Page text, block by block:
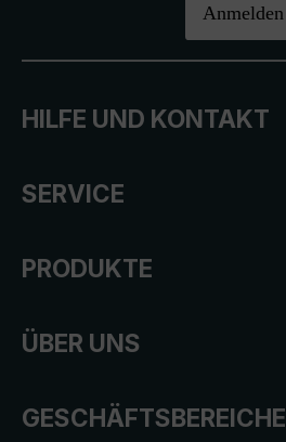
Anmelden
HILFE UND KONTAKT
SERVICE
PRODUKTE
ÜBER UNS
GESCHÄFTSBEREICHE